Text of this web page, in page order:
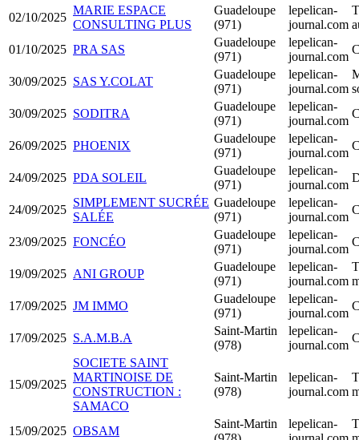
02/10/2025
MARIE ESPACE
CONSULTING PLUS
Guadeloupe
(971)
lepelican-
journal.com
01/10/2025 PRA SAS
Guadeloupe
(971)
lepelican-
journal.com
30/09/2025 SAS Y.COLAT
Guadeloupe
(971)
lepelican-
journal.com
30/09/2025 SODITRA
Guadeloupe
(971)
lepelican-
journal.com
26/09/2025 PHOENIX
Guadeloupe
(971)
lepelican-
journal.com
24/09/2025 PDA SOLEIL
Guadeloupe
(971)
lepelican-
journal.com
24/09/2025
SIMPLEMENT SUCRÉE
SALÉE
Guadeloupe
(971)
lepelican-
journal.com
23/09/2025 FONCÉO
Guadeloupe
(971)
lepelican-
journal.com
19/09/2025 ANI GROUP
Guadeloupe
(971)
lepelican-
journal.com
17/09/2025 JM IMMO
Guadeloupe
(971)
lepelican-
journal.com
17/09/2025 S.A.M.B.A
Saint-Martin
(978)
lepelican-
journal.com
15/09/2025
SOCIETE SAINT
MARTINOISE DE
CONSTRUCTION :
SAMACO
Saint-Martin
(978)
lepelican-
journal.com
15/09/2025 OBSAM
Saint-Martin
lepelican-